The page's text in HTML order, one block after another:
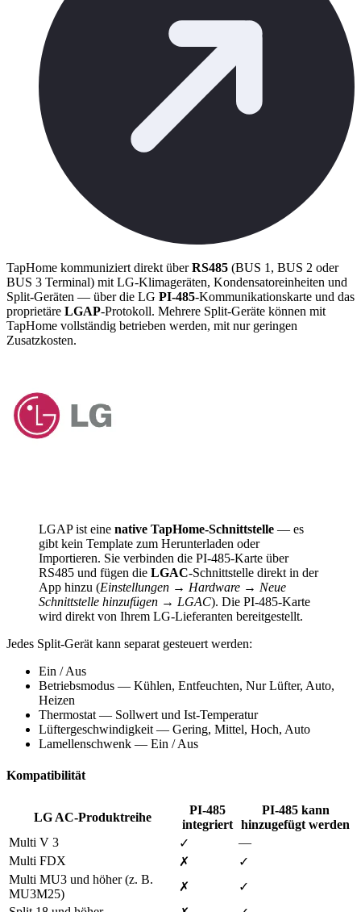
TapHome kommuniziert direkt überRS485 (BUS 1, BUS 2 oder
BUS 3 Terminal) mit LG-Klimageräten, Kondensatoreinheiten und
Split-Geräten — über die LG PI-485-Kommunikationskarte und das
proprietäre LGAP-Protokoll. Mehrere Split-Geräte können mit
TapHome vollständig betrieben werden, mit nur geringen
Zusatzkosten.
LGAP ist eine native TapHome-Schnittstelle — es
gibt kein Template zum Herunterladen oder
Importieren. Sie verbinden die PI-485-Karte über
RS485 und fügen die LGAC-Schnittstelle direkt in der
App hinzu (Einstellungen → Hardware → Neue
Schnittstelle hinzufügen → LGAC). Die PI-485-Karte
wird direkt von Ihrem LG-Lieferanten bereitgestellt.
Jedes Split-Gerät kann separat gesteuert werden:
Ein / Aus
Betriebsmodus — Kühlen, Entfeuchten, Nur Lüfter, Auto,
Heizen
Thermostat — Sollwert und Ist-Temperatur
Lüftergeschwindigkeit — Gering, Mittel, Hoch, Auto
Lamellenschwenk — Ein / Aus
Kompatibilität
LG AC-Produktreihe
PI-485
integriert
PI-485 kann
hinzugefügt werden
Multi V 3
✓
—
Multi FDX
✗
✓
Multi MU3 und höher (z. B.
MU3M25)
✗
✓